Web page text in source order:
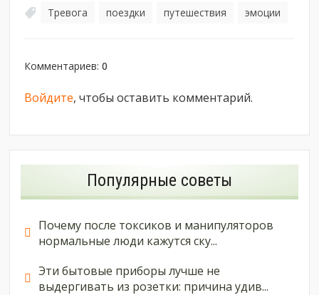
Тревога поездки путешествия эмоции
Комментариев:0
Войдите, чтобы оставить комментарий.
Популярные советы
Почему после токсиков и манипуляторов
нормальные люди кажутся ску...
Эти бытовые приборы лучше не
выдергивать из розетки: причина удив...